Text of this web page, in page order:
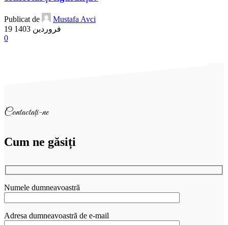
Publicat de
Mustafa Avci
19 فروردین 1403
0
Contactați-ne
Cum ne găsiți
Numele dumneavoastră
Adresa dumneavoastră de e-mail